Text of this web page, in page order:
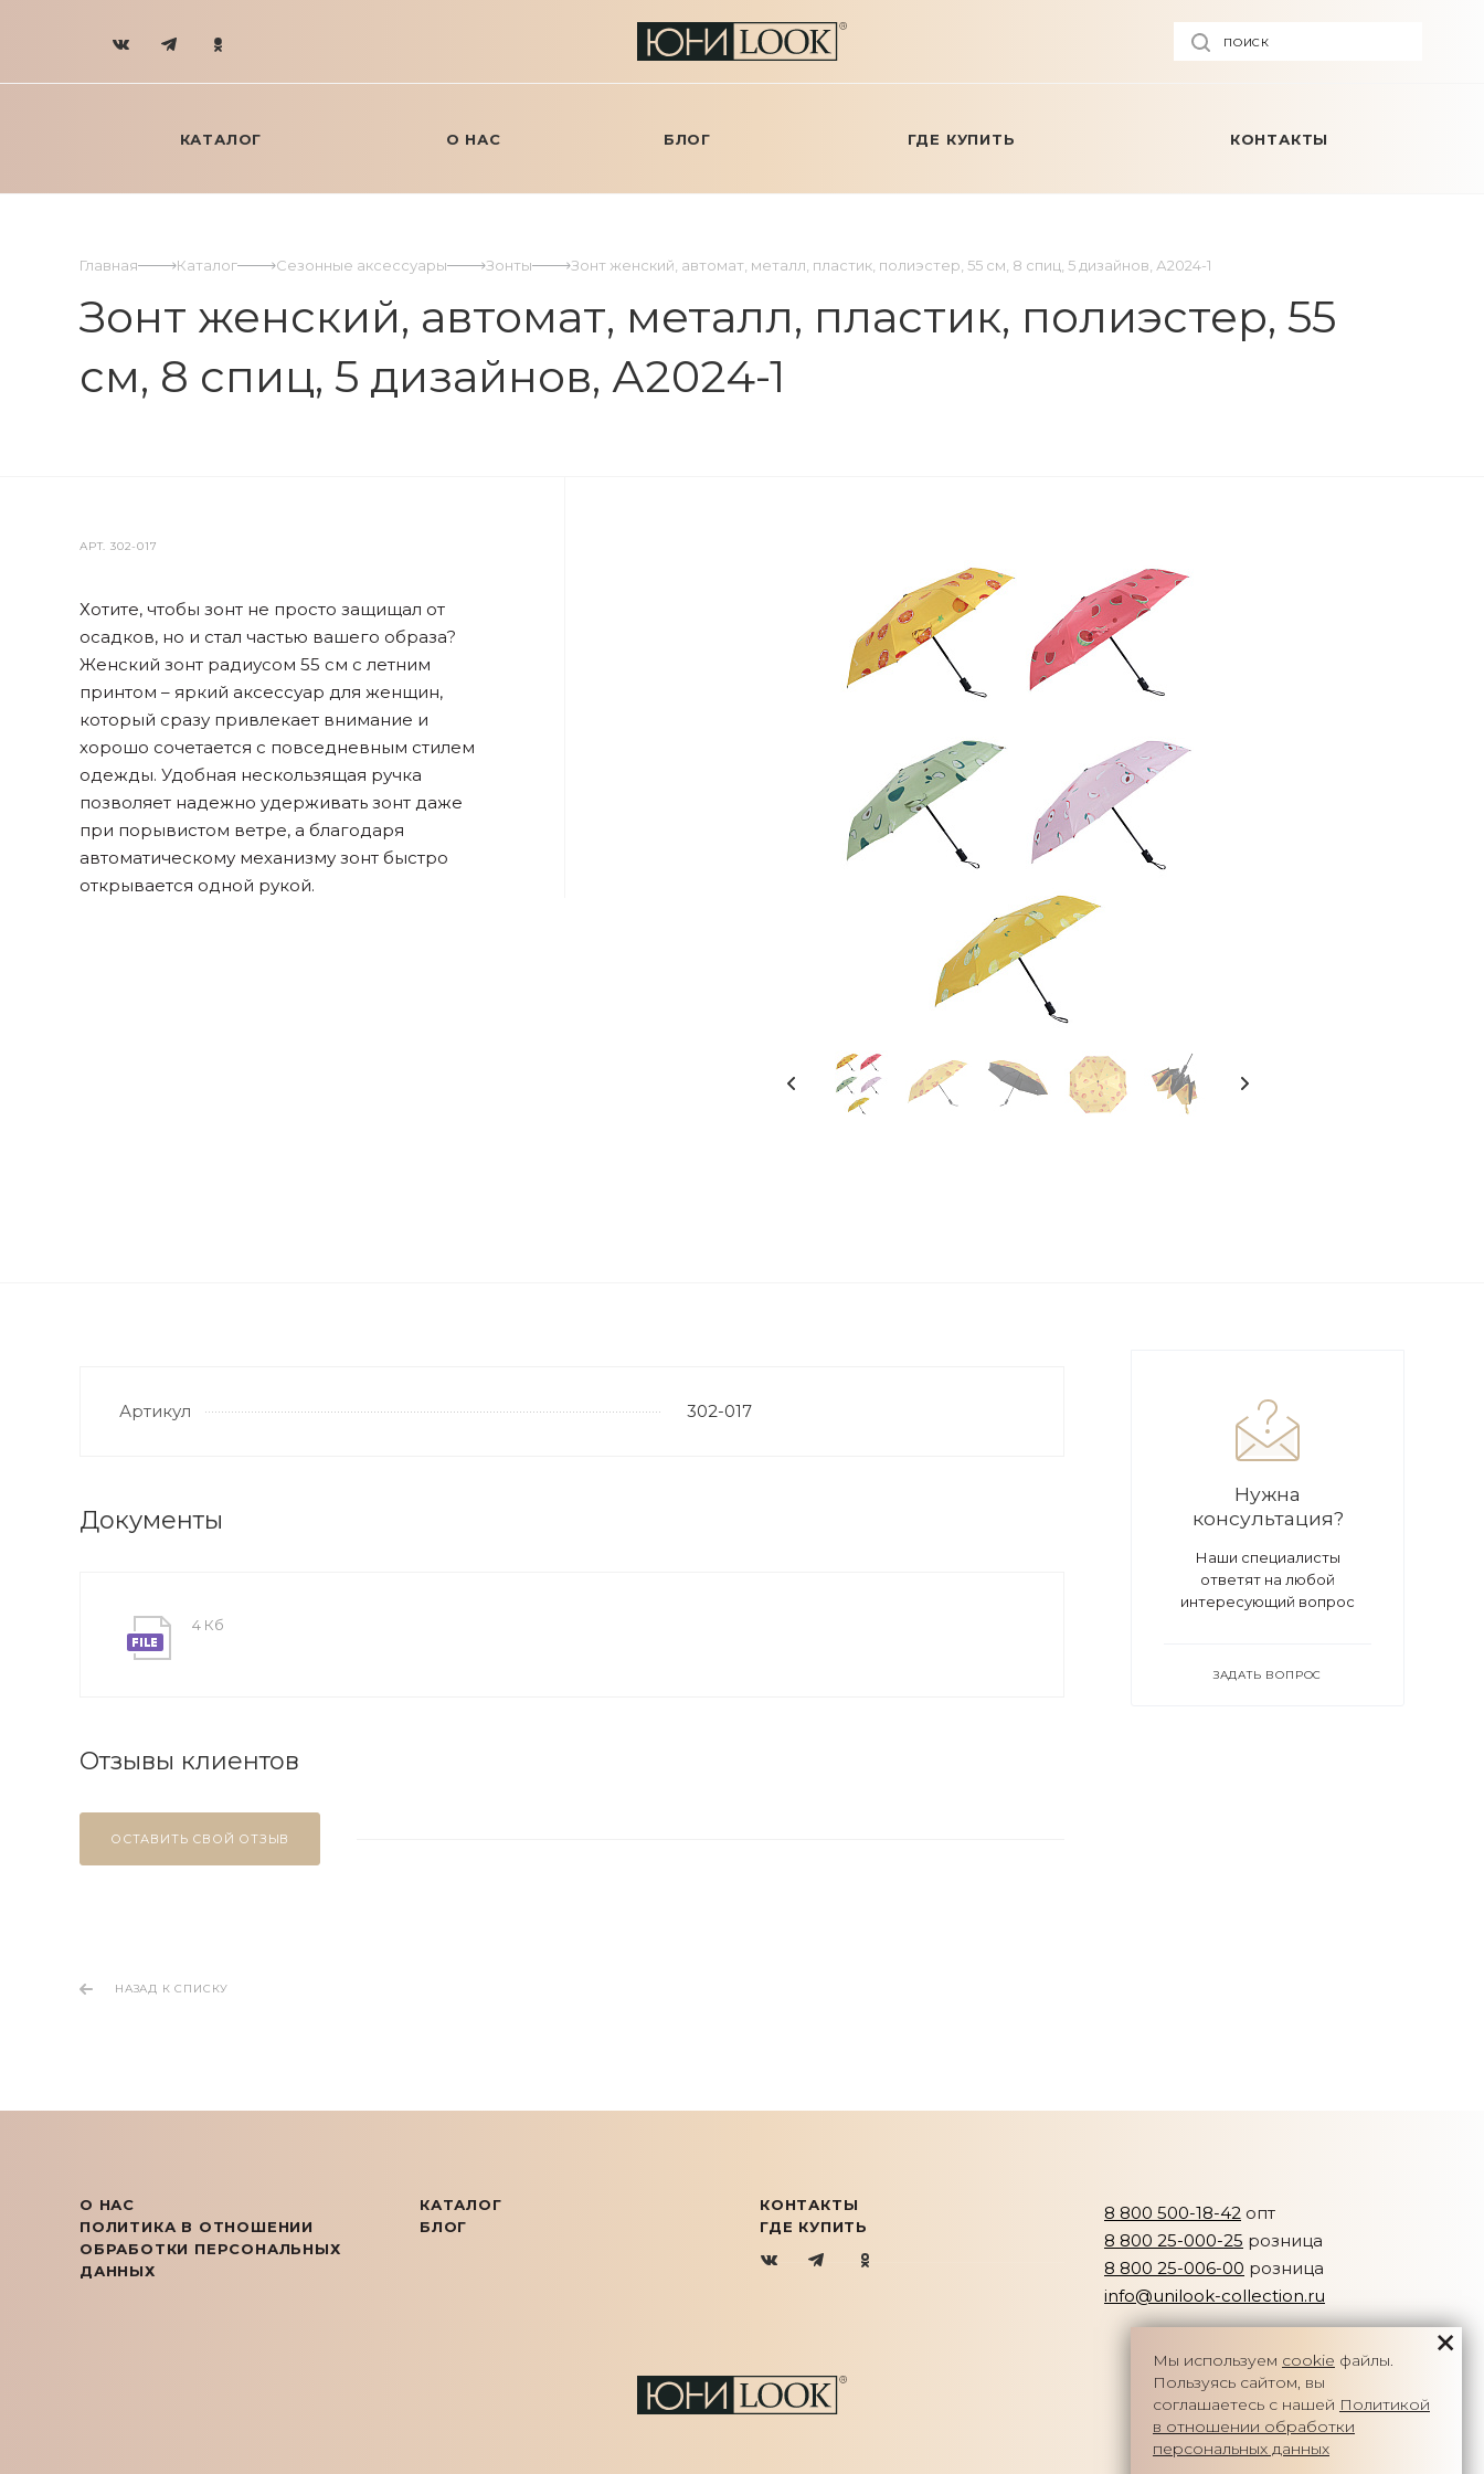
ПОИСК
КАТАЛОГ О НАС БЛОГ ГДЕ КУПИТЬ КОНТАКТЫ
Главная Каталог Сезонные аксессуары Зонты Зонт женский, автомат, металл, пластик, полиэстер, 55 см, 8 спиц, 5 дизайнов, А2024-1
Зонт женский, автомат, металл, пластик, полиэстер, 55
см, 8 спиц, 5 дизайнов, А2024-1
АРТ.302-017
Хотите, чтобы зонт не просто защищал от
осадков, но и стал частью вашего образа?
Женский зонт радиусом 55 см с летним
принтом – яркий аксессуар для женщин,
который сразу привлекает внимание и
хорошо сочетается с повседневным стилем
одежды. Удобная нескользящая ручка
позволяет надежно удерживать зонт даже
при порывистом ветре, а благодаря
автоматическому механизму зонт быстро
открывается одной рукой.
Нужна
консультация?
Наши специалисты
ответят на любой
интересующий вопрос
ЗАДАТЬ ВОПРОС
Артикул 302-017
Документы
4 Кб
Отзывы клиентов
ОСТАВИТЬ СВОЙ ОТЗЫВ
НАЗАД К СПИСКУ
О НАС
ПОЛИТИКА В ОТНОШЕНИИ
ОБРАБОТКИ ПЕРСОНАЛЬНЫХ
ДАННЫХ
КАТАЛОГ
БЛОГ
КОНТАКТЫ
ГДЕ КУПИТЬ
8 800 500-18-42 опт
8 800 25-000-25 розница
8 800 25-006-00 розница
info@unilook-collection.ru
Мы используем cookie файлы.
Пользуясь сайтом, вы
соглашаетесь с нашей Политикой
в отношении обработки
персональных данных